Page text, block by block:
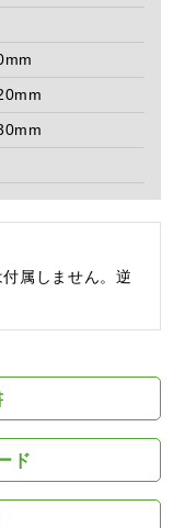
属しません。逆
ド